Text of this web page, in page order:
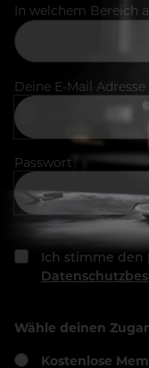
In welchem Bereich
Deine E-Mail Adresse
Passwort
Ich stimme den
Wähle deinen
Kostenlose